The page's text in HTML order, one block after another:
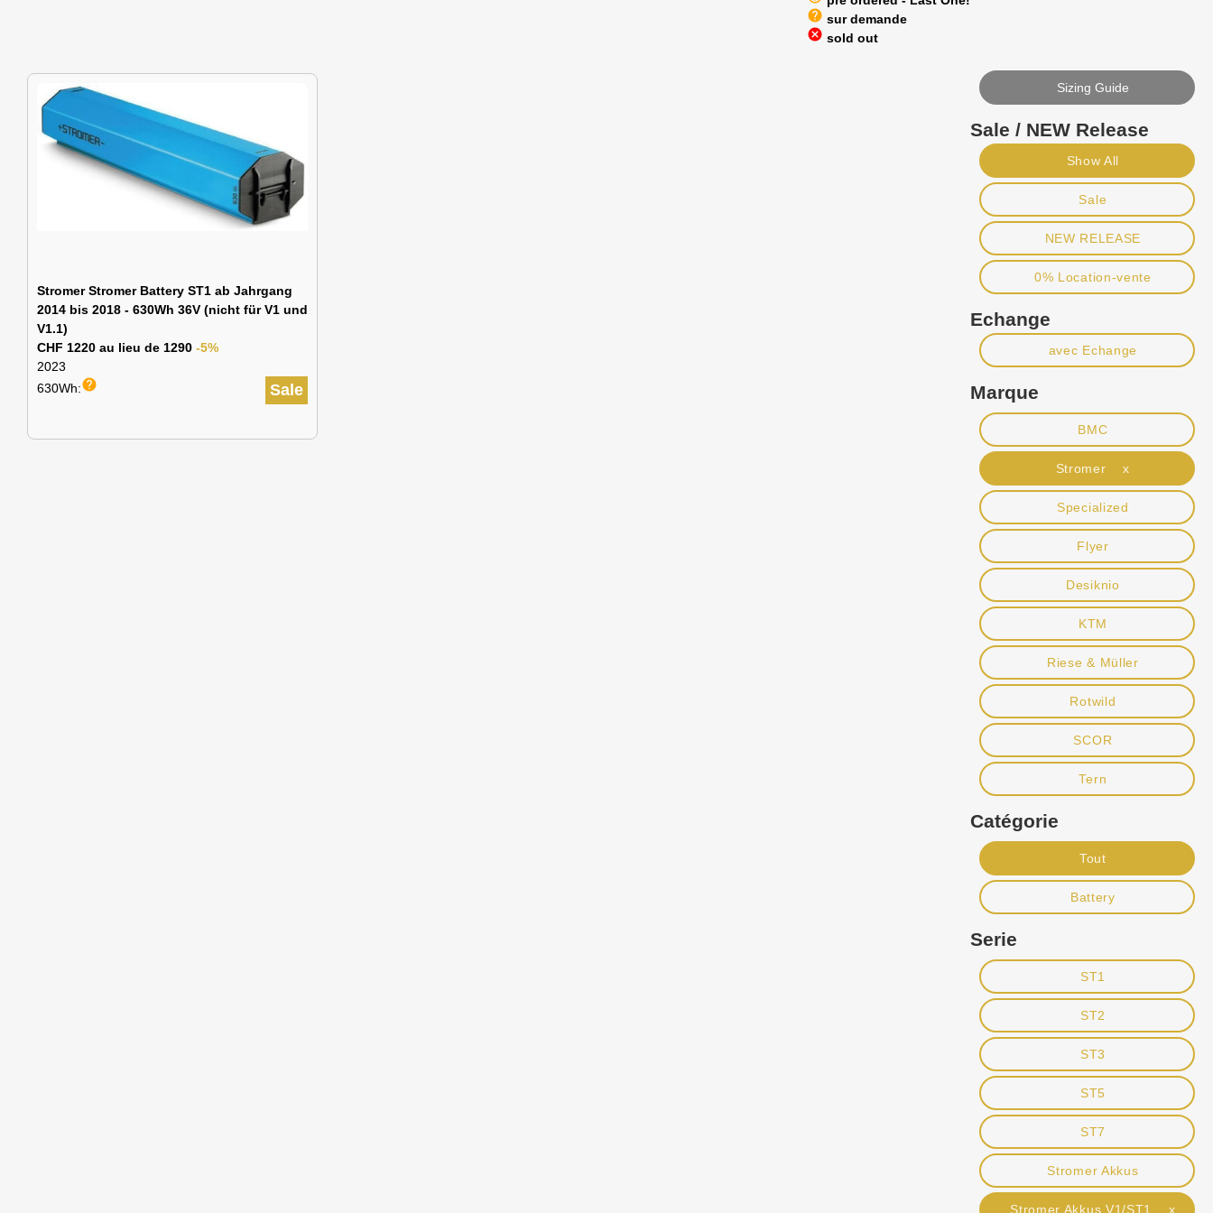
help sur demande
cancel sold out
Stromer Stromer Battery ST1 ab Jahrgang
2014 bis 2018 - 630Wh 36V (nicht für V1 und
V1.1)
CHF 1220 au lieu de 1290 -5%
2023
Sale
630Wh:help
Sizing Guide
Sale / NEW Release
Show All
Sale
NEW RELEASE
0% Location-vente
Echange
avec Echange
Marque
BMC
Stromer x
Specialized
Flyer
Desiknio
KTM
Riese & Müller
Rotwild
SCOR
Tern
Catégorie
Tout
Battery
Serie
ST1
ST2
ST3
ST5
ST7
Stromer Akkus
Stromer Akkus V1/ST1 x